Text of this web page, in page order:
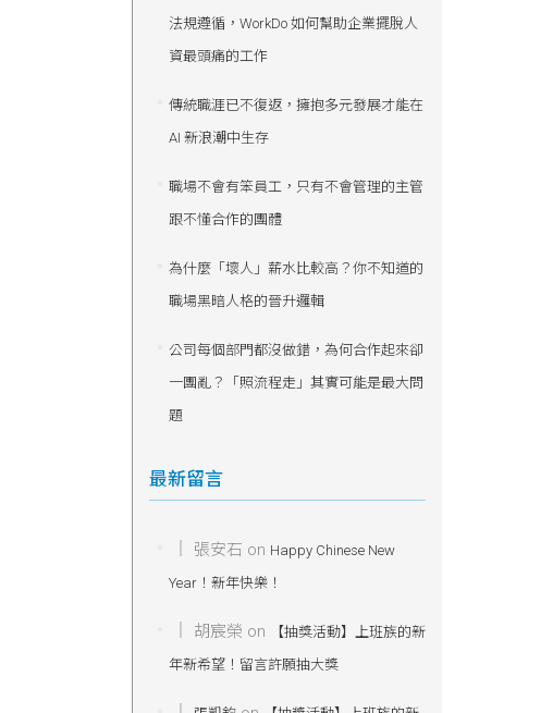
法規遵循，WorkDo 如何幫助企業擺脫人
資最頭痛的工作
傳統職涯已不復返，擁抱多元發展才能在
AI 新浪潮中生存
職場不會有笨員工，只有不會管理的主管
跟不懂合作的團體
為什麼「壞人」薪水比較高？你不知道的
職場黑暗人格的晉升邏輯
公司每個部門都沒做錯，為何合作起來卻
一團亂？「照流程走」其實可能是最大問
題
最新留言
張安石 on Happy Chinese New
Year！新年快樂！
胡宸榮 on
【抽獎活動】上班族的新
年新希望！留言許願抽大獎